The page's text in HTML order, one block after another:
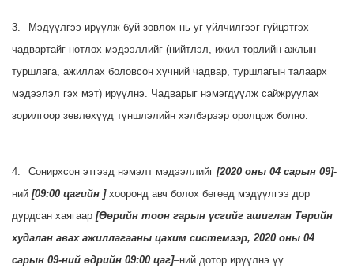
3.
Мэдүүлгээ ирүүлж буй зөвлөх нь уг үйлчилгээг гүйцэтгэх
чадвартайг нотлох мэдээллийг (нийтлэл, ижил төрлийн ажлын
туршлага, ажиллах боловсон хүчний чадвар, туршлагын талаарх
мэдээлэл гэх мэт) ирүүлнэ. Чадварыг нэмэгдүүлж сайжруулах
зорилгоор зөвлөхүүд түншлэлийн хэлбэрээр оролцож болно.
4. Сонирхсон этгээд нэмэлт мэдээллийг [2020 оны 04 сарын 09]-
ний [09:00 цагийн ]хооронд авч болох бөгөөд мэдүүлгээ дор
дурдсан хаягаар [Өөрийн тоон гарын үсгийг ашиглан Төрийн
худалан авах ажиллагааны цахим системээр, 2020 оны 04
сарын 09-ний өдрийн 09:00 цаг]–ний дотор ирүүлнэ үү.